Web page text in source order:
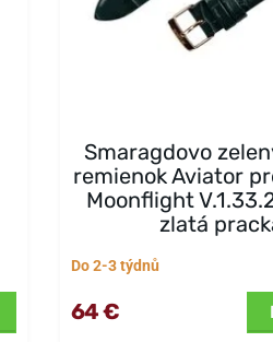
Smaragdovo
remienok Aviator
Moonflight
zlatá
Do 2-3 týdnů
64 €